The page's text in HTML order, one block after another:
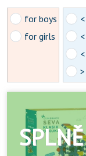
for boys
for girls